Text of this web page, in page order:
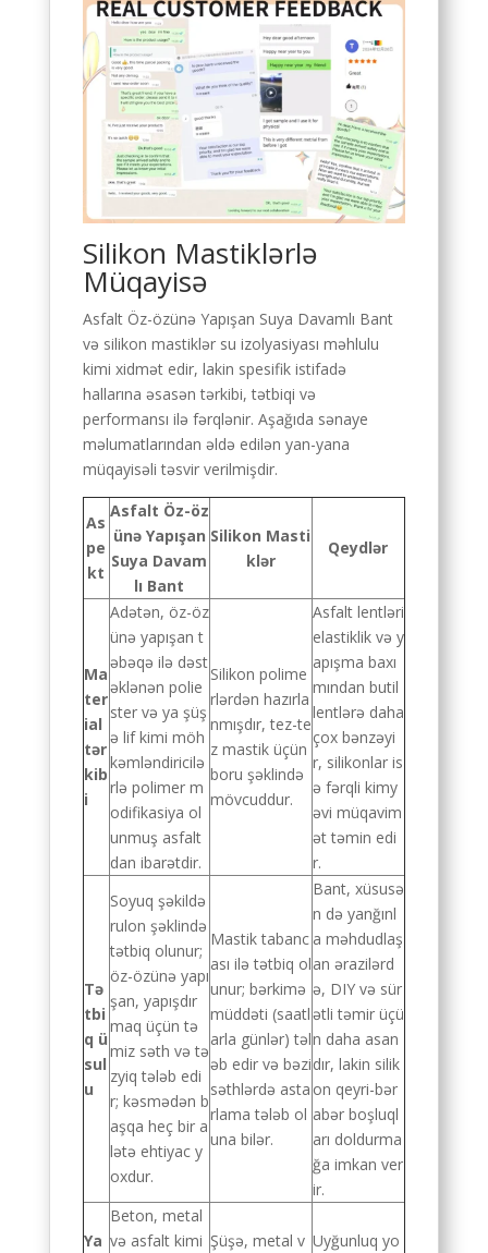
Silikon Mastiklərlə
Müqayisə
Asfalt Öz-özünə Yapışan Suya Davamlı Bant
və silikon mastiklər su izolyasiyası məhlulu
kimi xidmət edir, lakin spesifik istifadə
hallarına əsasən tərkibi, tətbiqi və
performansı ilə fərqlənir. Aşağıda sənaye
məlumatlarından əldə edilən yan-yana
müqayisəli təsvir verilmişdir.
As
pe
kt
Asfalt Öz-öz
ünə Yapışan
Suya Davam
lı Bant
Silikon Masti
klər
Qeydlər
Ma
ter
ial
tər
kib
i
Adətən, öz-öz
ünə yapışan t
əbəqə ilə dəst
əklənən polie
ster və ya şüş
ə lif kimi möh
kəmləndiricilə
rlə polimer m
odifikasiya ol
unmuş asfalt
dan ibarətdir.
Silikon polime
rlərdən hazırla
nmışdır, tez-te
z mastik üçün
boru şəklində
mövcuddur.
Asfalt lentləri
elastiklik və y
apışma baxı
mından butil
lentlərə daha
çox bənzəyi
r, silikonlar is
ə fərqli kimy
əvi müqavim
ət təmin edi
r.
Tə
tbi
q ü
sul
u
Soyuq şəkildə
rulon şəklində
tətbiq olunur;
öz-özünə yapı
şan, yapışdır
maq üçün tə
miz səth və tə
zyiq tələb edi
r; kəsmədən b
aşqa heç bir a
lətə ehtiyac y
oxdur.
Mastik tabanc
ası ilə tətbiq ol
unur; bərkimə
müddəti (saatl
arla günlər) təl
əb edir və bəzi
səthlərdə asta
rlama tələb ol
una bilər.
Bant, xüsusə
n də yanğınl
a məhdudlaş
an ərazilərd
ə, DIY və sür
ətli təmir üçü
n daha asan
dır, lakin silik
on qeyri-bər
abər boşluql
arı doldurma
ğa imkan ver
ir.
Ya
Beton, metal
və asfalt kimi Şüşə, metal v Uyğunluq yo